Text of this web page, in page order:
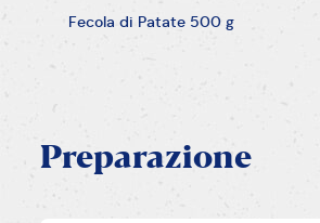
Fecola di Patate 500 g
Preparazione